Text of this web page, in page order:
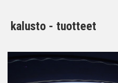
kalusto - tuotteet